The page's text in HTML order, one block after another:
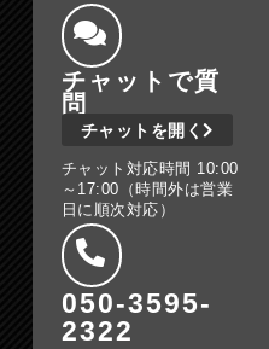
チャットで質
問
チャットを開く
チャット対応時間 10:00
～17:00（時間外は営業
日に順次対応）
050-3595-
2322